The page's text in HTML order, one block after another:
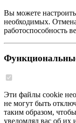
Вы можете
необходимых.
работоспособность
Эти файлы cookie
не могут быть
таким образом,
уведомлял вас об их